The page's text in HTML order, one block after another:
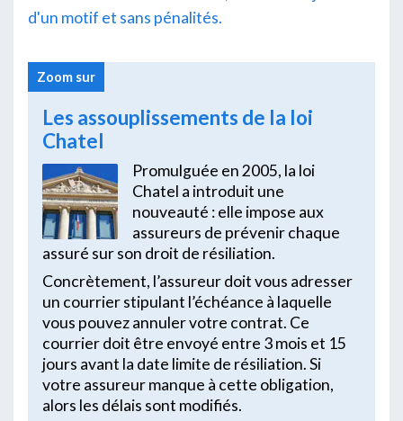
d'un motif et sans pénalités.
Zoom sur
Les assouplissements de la loi
Chatel
Promulguée en 2005, la loi
Chatel a introduit une
nouveauté : elle impose aux
assureurs de prévenir chaque
assuré sur son droit de résiliation.
Concrètement, l’assureur doit vous adresser
un courrier stipulant l’échéance à laquelle
vous pouvez annuler votre contrat. Ce
courrier doit être envoyé entre 3 mois et 15
jours avant la date limite de résiliation. Si
votre assureur manque à cette obligation,
alors les délais sont modifiés.